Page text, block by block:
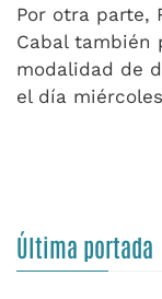
Por otra parte,
Cabal también
modalidad de
el día
Última portada